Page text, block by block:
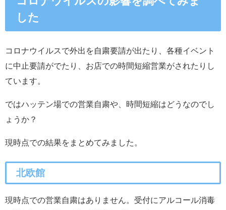
した
コロナウイルスで外出を自粛要請が出たり、各種イベント
に中止要請がでたり、お店での時間短縮営業がされたりし
ています。
ではハッテン場での営業自粛や、時間短縮はどうなのでし
ょうか？
現時点での結果をまとめてみました。
北欧館
現時点での営業自粛はありません。受付にアルコール消毒